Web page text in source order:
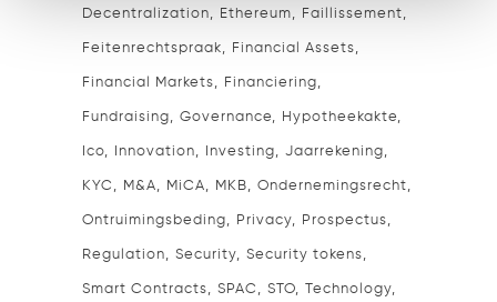
Decentralization Ethereum Faillissement
Feitenrechtspraak Financial Assets
Financial Markets Financiering
Fundraising Governance Hypotheekakte
Ico Innovation Investing Jaarrekening
KYC M&A MiCA MKB Ondernemingsrecht
Ontruimingsbeding Privacy Prospectus
Regulation Security Security tokens
Smart Contracts SPAC STO Technology